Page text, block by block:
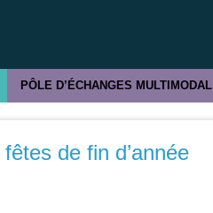
PÔLE D’ÉCHANGES MULTIMODAL
de fin d’année